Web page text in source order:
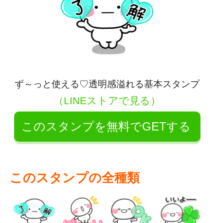
ず～っと使える♡透明感溢れる基本スタンプ
（LINEストアで見る）
このスタンプを無料でGETする
このスタンプの全種類